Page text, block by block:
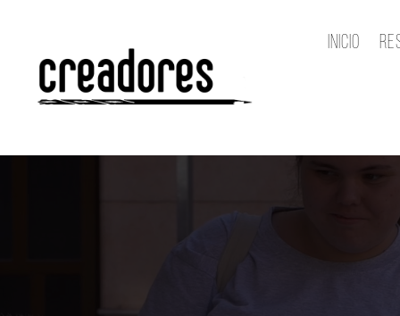
Inicio